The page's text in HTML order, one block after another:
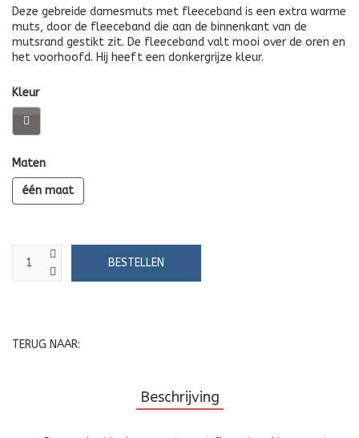
Deze gebreide damesmuts met fleeceband is een extra warme
muts, door de fleeceband die aan de binnenkant van de
mutsrand gestikt zit. De fleeceband valt mooi over de oren en
het voorhoofd. Hij heeft een donkergrijze kleur.
Kleur
Maten
één maat
TERUG NAAR:
Beschrijving